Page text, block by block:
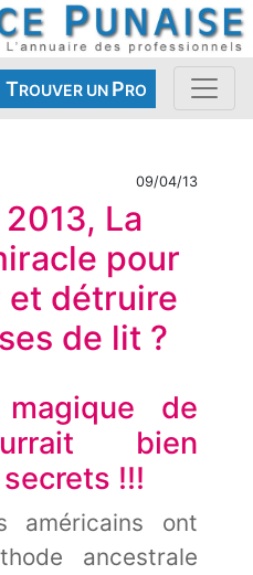
TROUVER UN PRO
09/04/13
La
pour
et détruire
de lit ?
de
bien
!!!
américains ont
ancestrale